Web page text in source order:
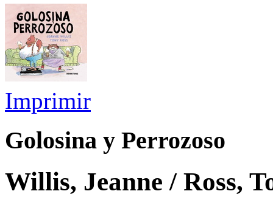
Imprimir
Golosina y Perrozoso
Willis, Jeanne / Ross,